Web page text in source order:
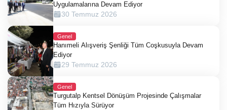
Uygulamalarına Devam Ediyor
30 Temmuz 2026
Genel
Hanımeli Alışveriş Şenliği Tüm Coşkusuyla Devam
Ediyor
29 Temmuz 2026
Genel
Turgutalp Kentsel Dönüşüm Projesinde Çalışmalar
Tüm Hızıyla Sürüyor